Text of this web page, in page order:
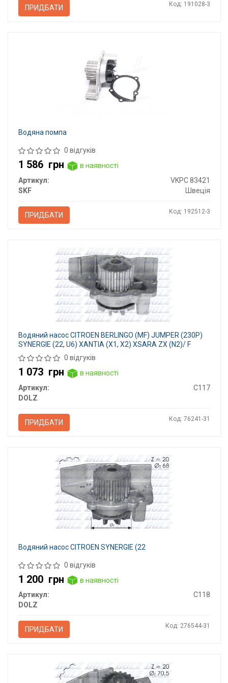
ПРИДБАТИ Код: 191028-3
Водяна помпа
0 відгуків
1 586 грн
в наявності
Артикул:
VKPC 83421
SKF
Швеція
ПРИДБАТИ Код: 192512-3
Водяний насос CITROEN BERLINGO (MF) JUMPER (230P)
SYNERGIE (22, U6) XANTIA (X1, X2) XSARA ZX (N2)/ F
0 відгуків
1 073 грн
в наявності
Артикул:
C117
DOLZ
ПРИДБАТИ Код: 76241-31
Водяний насос CITROEN SYNERGIE (22
0 відгуків
1 200 грн
в наявності
Артикул:
C118
DOLZ
ПРИДБАТИ Код: 276544-31